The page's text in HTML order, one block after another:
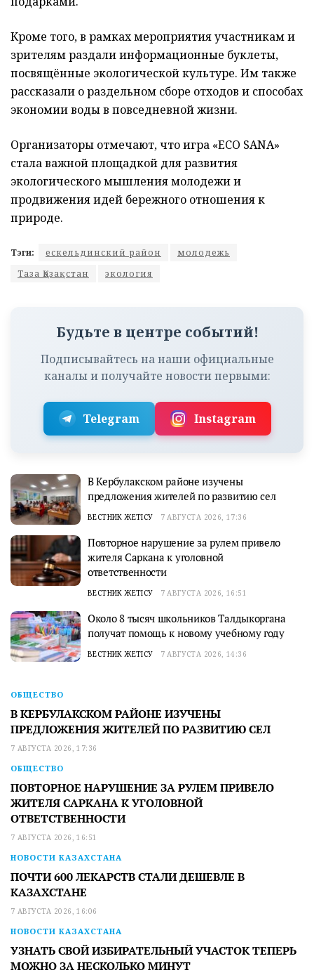
Кроме того, в рамках мероприятия участникам и
зрителям раздали информационные буклеты,
посвящённые экологической культуре. Им также
рассказали о раздельном сборе отходов и способах
экономии воды в повседневной жизни.
Организаторы отмечают, что игра «ECO SANA»
стала важной площадкой для развития
экологического мышления молодежи и
продвижения идей бережного отношения к
природе.
Тэги: ескельдинский район
молодежь
Таза Қазақстан
экология
Будьте в центре событий!
Подписывайтесь на наши официальные
каналы и получайте новости первыми:
Telegram Instagram
В Кербулакском районе изучены
предложения жителей по развитию сел
ВЕСТНИК ЖЕТІСУ 7 АВГУСТА 2026, 17:36
Повторное нарушение за рулем привело
жителя Саркана к уголовной
ответственности
ВЕСТНИК ЖЕТІСУ 7 АВГУСТА 2026, 16:51
Около 8 тысяч школьников Талдыкоргана
получат помощь к новому учебному году
ВЕСТНИК ЖЕТІСУ 7 АВГУСТА 2026, 14:36
ОБЩЕСТВО
В КЕРБУЛАКСКОМ РАЙОНЕ ИЗУЧЕНЫ
ПРЕДЛОЖЕНИЯ ЖИТЕЛЕЙ ПО РАЗВИТИЮ СЕЛ
7 АВГУСТА 2026, 17:36
ОБЩЕСТВО
ПОВТОРНОЕ НАРУШЕНИЕ ЗА РУЛЕМ ПРИВЕЛО
ЖИТЕЛЯ САРКАНА К УГОЛОВНОЙ
ОТВЕТСТВЕННОСТИ
7 АВГУСТА 2026, 16:51
НОВОСТИ КАЗАХСТАНА
ПОЧТИ 600 ЛЕКАРСТВ СТАЛИ ДЕШЕВЛЕ В
КАЗАХСТАНЕ
7 АВГУСТА 2026, 16:06
НОВОСТИ КАЗАХСТАНА
УЗНАТЬ СВОЙ ИЗБИРАТЕЛЬНЫЙ УЧАСТОК ТЕПЕРЬ
МОЖНО ЗА НЕСКОЛЬКО МИНУТ